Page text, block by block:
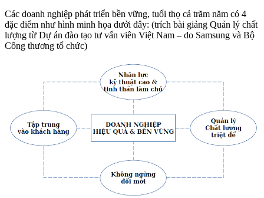
Các doanh nghiệp phát triển bền vững, tuổi thọ cả trăm năm có 4
đặc điểm như hình minh họa dưới đây: (trích bài giảng Quản lý chất
lượng từ Dự án đào tạo tư vấn viên Việt Nam – do Samsung và Bộ
Công thương tổ chức)